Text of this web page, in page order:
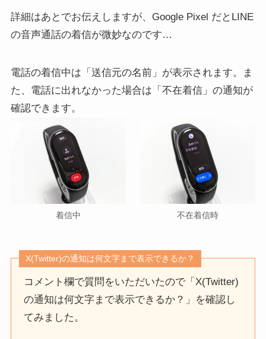
詳細はあとでお伝えしますが、Google Pixel だとLINE
の音声通話の着信が微妙なのです…
電話の着信中は「送信元の名前」が表示されます。ま
た、電話に出れなかった場合は「不在着信」の通知が
確認できます。
着信中 不在着信時
X(Twitter)の通知は何文字まで表示できるか？
コメント欄で質問をいただいたので「X(Twitter)
の通知は何文字まで表示できるか？」を確認し
てみました。